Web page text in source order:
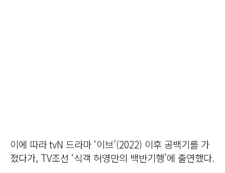
이에 따라 tvN 드라마 ‘이브’(2022) 이후 공백기를 가
졌다가, TV조선 ‘식객 허영만의 백반기행’에 출연했다.